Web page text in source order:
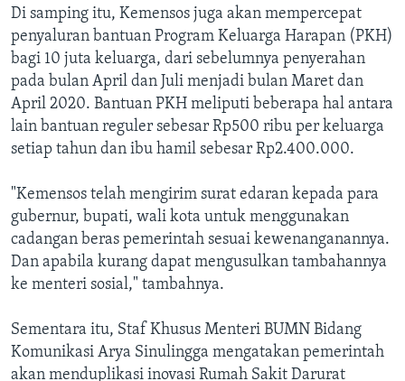
Di samping itu, Kemensos juga akan mempercepat
penyaluran bantuan Program Keluarga Harapan (PKH)
bagi 10 juta keluarga, dari sebelumnya penyerahan
pada bulan April dan Juli menjadi bulan Maret dan
April 2020. Bantuan PKH meliputi beberapa hal antara
lain bantuan reguler sebesar Rp500 ribu per keluarga
setiap tahun dan ibu hamil sebesar Rp2.400.000.
"Kemensos telah mengirim surat edaran kepada para
gubernur, bupati, wali kota untuk menggunakan
cadangan beras pemerintah sesuai kewenanganannya.
Dan apabila kurang dapat mengusulkan tambahannya
ke menteri sosial," tambahnya.
Sementara itu, Staf Khusus Menteri BUMN Bidang
Komunikasi Arya Sinulingga mengatakan pemerintah
akan menduplikasi inovasi Rumah Sakit Darurat